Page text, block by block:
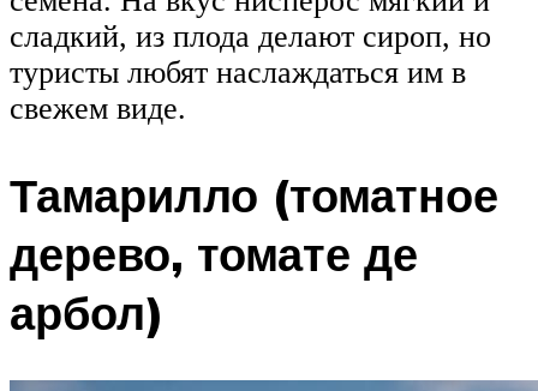
сладкий, из плода делают сироп, но
туристы любят наслаждаться им в
свежем виде.
Тамарилло (томатное
дерево, томате де
арбол)